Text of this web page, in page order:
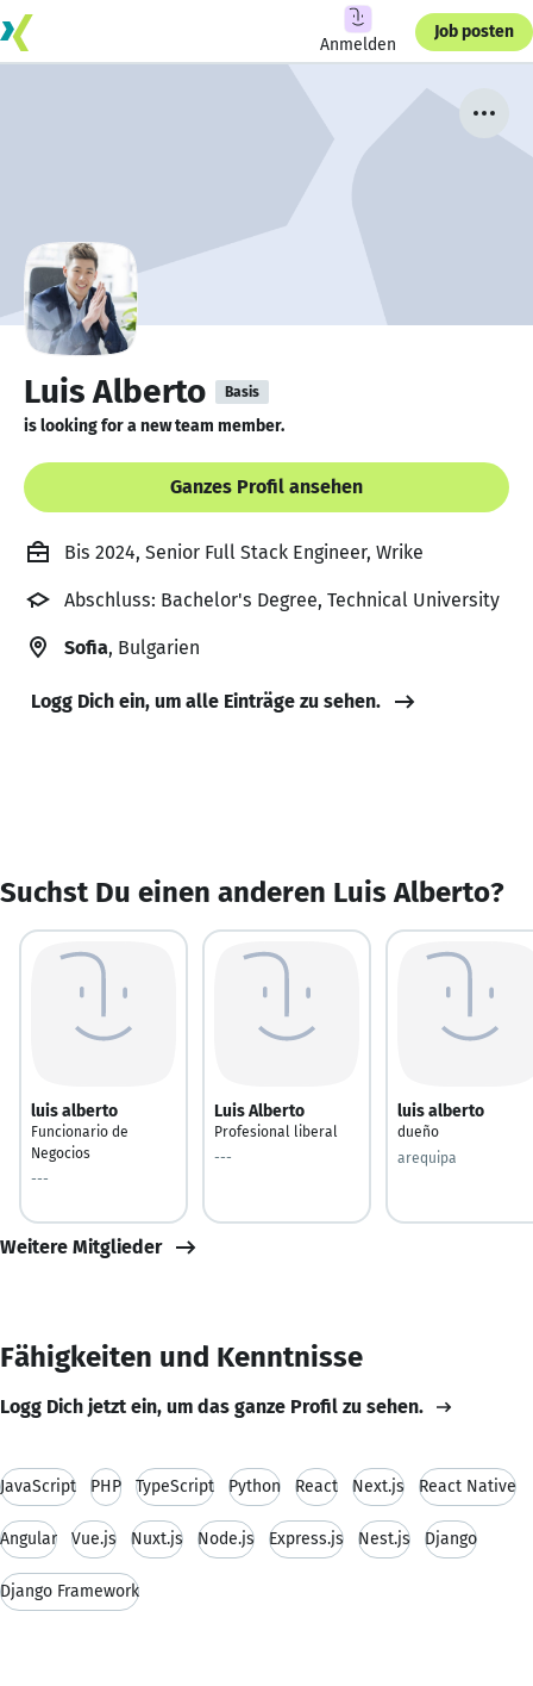
Anmelden
Job posten
Luis Alberto Basis
is looking for a new team member.
Ganzes Profil ansehen
Bis 2024, Senior Full Stack Engineer, Wrike
Abschluss: Bachelor's Degree, Technical University
Sofia, Bulgarien
Logg Dich ein, um alle Einträge zu sehen.
Suchst Du einen anderen Luis Alberto?
luis alberto
Funcionario de
Negocios
---
Luis Alberto
Profesional liberal
---
luis alberto
dueño
arequipa
Weitere Mitglieder
Fähigkeiten und Kenntnisse
Logg Dich jetzt ein, um das ganze Profil zu sehen.
JavaScript PHP TypeScript Python React Next.js React Native
Angular Vue.js Nuxt.js Node.js Express.js Nest.js Django
Django Framework